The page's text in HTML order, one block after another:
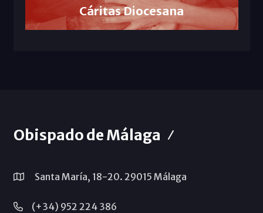
Cáritas Diocesana
Obispado de Málaga
Santa María, 18-20. 29015 Málaga
(+34) 952 224 386